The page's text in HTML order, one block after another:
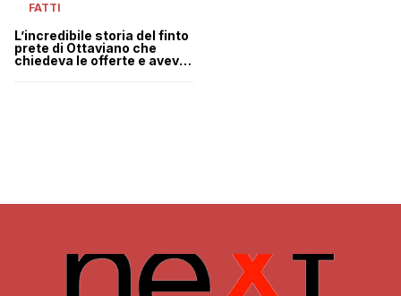
FATTI
L’incredibile storia del finto
prete di Ottaviano che
chiedeva le offerte e aveva